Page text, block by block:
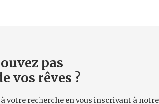
pas
vos rêves ?
votre recherche en vous inscrivant à notre